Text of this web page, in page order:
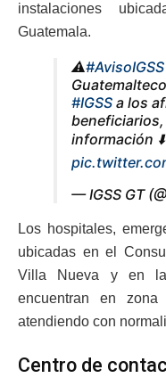
instalaciones
Guatemala.
⚠️#AvisoIGSS
#IGSS a los
información ⬇️
— IGSS GT
Los hospitales,
ubicadas en el
Villa Nueva y en
encuentran en
atendiendo con
Centro de